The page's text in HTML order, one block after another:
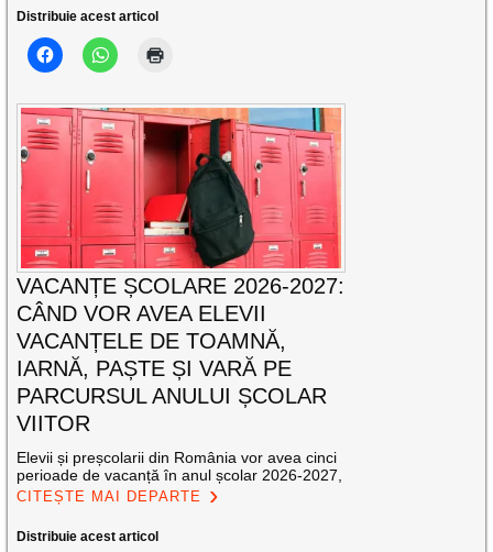
Distribuie acest articol
VACANȚE ȘCOLARE 2026-2027:
CÂND VOR AVEA ELEVII
VACANȚELE DE TOAMNĂ,
IARNĂ, PAȘTE ȘI VARĂ PE
PARCURSUL ANULUI ȘCOLAR
VIITOR
Elevii și preșcolarii din România vor avea cinci
perioade de vacanță în anul școlar 2026-2027,
CITEȘTE MAI DEPARTE
Distribuie acest articol